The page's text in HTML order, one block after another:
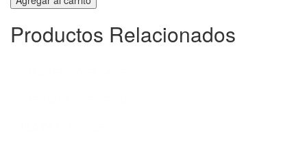
Productos Relacionados